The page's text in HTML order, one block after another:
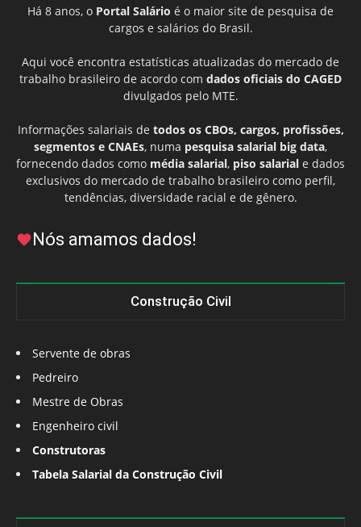
Há 8 anos, o Portal Salário é o maior site de pesquisa de
cargos e salários do Brasil.
Aqui você encontra estatísticas atualizadas do mercado de
trabalho brasileiro de acordo com dados oficiais do CAGED
divulgados pelo MTE.
Informações salariais de todos os CBOs, cargos, profissões,
segmentos e CNAEs, numa pesquisa salarial big data,
fornecendo dados como média salarial, piso salarial e dados
exclusivos do mercado de trabalho brasileiro como perfil,
tendências, diversidade racial e de gênero.
Nós amamos dados!
Construção Civil
Servente de obras
Pedreiro
Mestre de Obras
Engenheiro civil
Construtoras
Tabela Salarial da Construção Civil